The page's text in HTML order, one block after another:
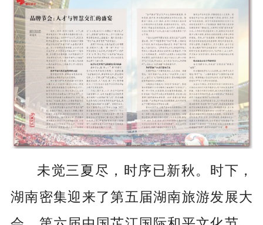
未觉三夏尽，时序已新秋。时下，
湖南密集迎来了第五届湖南旅游发展大